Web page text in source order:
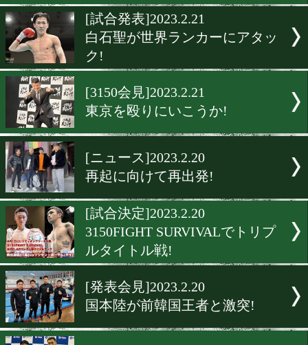
[年間賞]2023.2.22
3年ぶりに年間表彰式が開
[年間賞]2023.2.22
[年間賞]2023.2.22
2023年はこのボクサーに期
[試合発表]2023.2.21
白石聖が世界ランカーにア
ク!